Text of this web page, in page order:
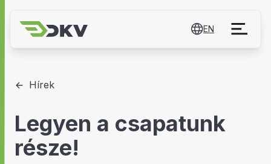
EN
Hírek
Legyen a csapatunk
része!